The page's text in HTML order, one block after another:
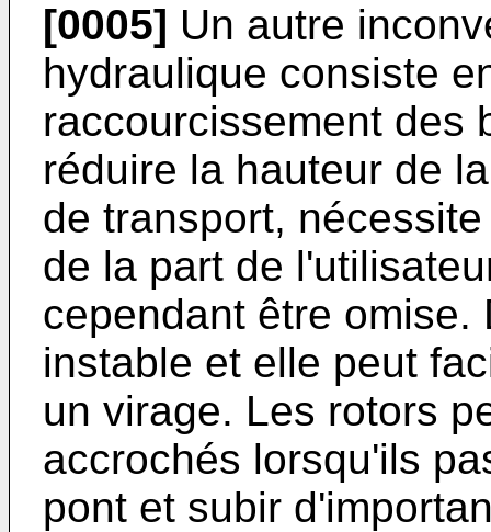
[0005] Un autre
hydraulique consiste
raccourcissement des
réduire la hauteur de
de transport,
de la part de
cependant être
instable et elle peut
un virage. Les rotors
accrochés lorsqu'ils
pont et subir